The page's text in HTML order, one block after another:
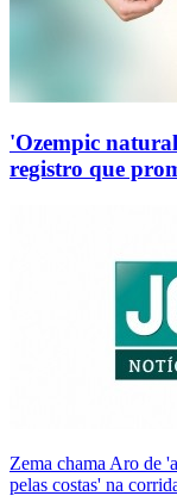
'Ozempic
registro que
Zema chama Aro de
pelas costas' na